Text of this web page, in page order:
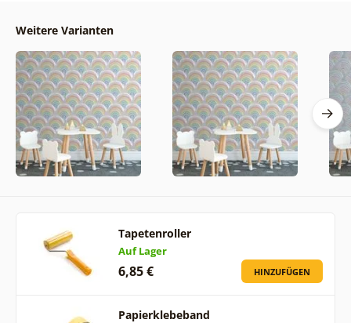
Weitere Varianten
Tapetenroller
Auf Lager
6,85 € HINZUFÜGEN
Papierklebeband